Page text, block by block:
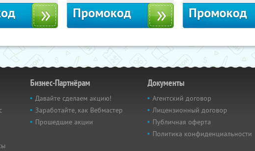
Промокод Промокод
Бизнес-Партнёрам
Давайте сделаем акцию!
Заработайте, как Вебмастер
Прошедшие акции
Документы
Агентский договор
Лицензионный договор
Публичная оферта
Политика конфиденциальности